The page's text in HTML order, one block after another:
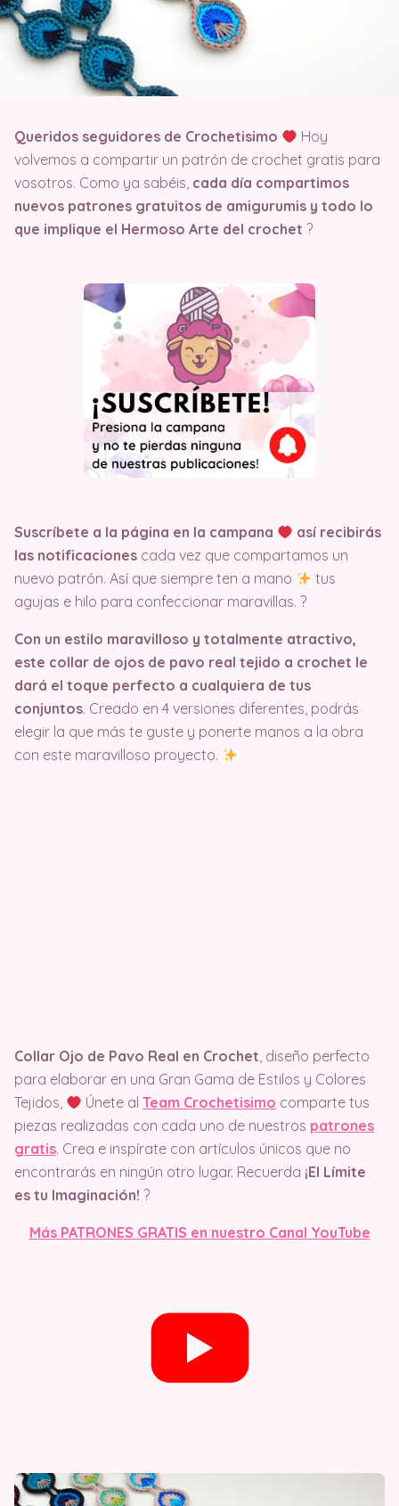
Queridos seguidores de Crochetisimo
Hoy
volvemos a compartir un patrón de crochet gratis para
vosotros. Como ya sabéis, cada día compartimos
nuevos patrones gratuitos de amigurumis y todo lo
que implique el Hermoso Arte del crochet ?
Suscríbete a la página en la campana
así recibirás
las notificaciones cada vez que compartamos un
nuevo patrón. Así que siempre ten a mano
tus
agujas e hilo para confeccionar maravillas. ?
Con un estilo maravilloso y totalmente atractivo,
este collar de ojos de pavo real tejido a crochet le
dará el toque perfecto a cualquiera de tus
conjuntos. Creado en 4 versiones diferentes, podrás
elegir la que más te guste y ponerte manos a la obra
con este maravilloso proyecto.
Collar Ojo de Pavo Real en Crochet, diseño perfecto
para elaborar en una Gran Gama de Estilos y Colores
Tejidos,
Únete alTeam Crochetisimo comparte tus
piezas realizadas con cada uno de nuestros patrones
gratis. Crea e inspírate con artículos únicos que no
encontrarás en ningún otro lugar. Recuerda ¡El Límite
es tu Imaginación! ?
Más PATRONES GRATIS en nuestro Canal YouTube